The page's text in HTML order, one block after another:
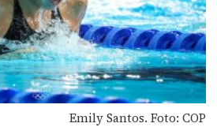
Emily Santos. Foto: COP